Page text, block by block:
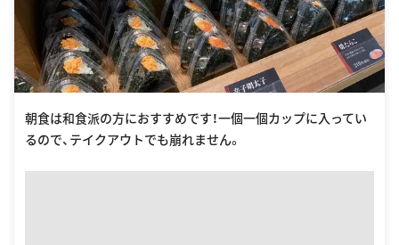
朝食は和食派の方におすすめです！一個一個カップに入ってい
るので、テイクアウトでも崩れません。